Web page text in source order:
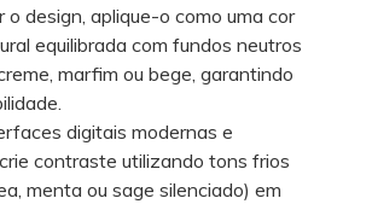
o design, aplique-o como uma cor
equilibrada com fundos neutros
marfim ou bege, garantindo
digitais modernas e
contraste utilizando tons frios
menta ou sage silenciado) em